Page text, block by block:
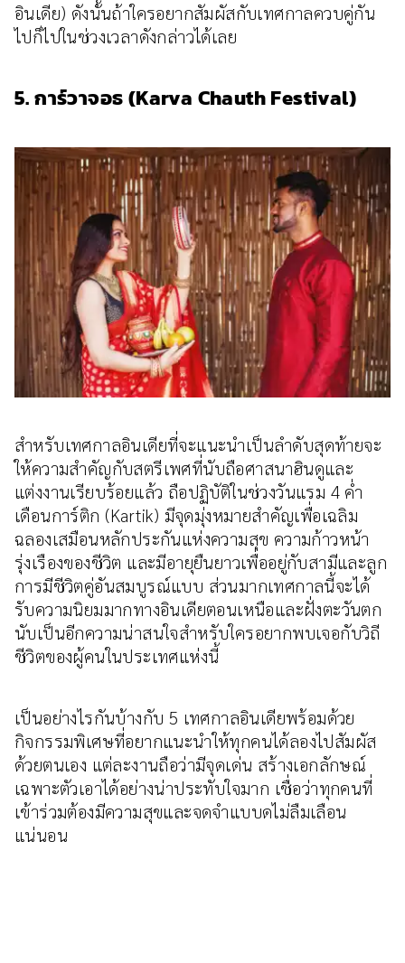
อินเดีย) ดังนั้นถ้าใครอยากสัมผัสกับเทศกาลควบคู่กัน
ไปก็ไปในช่วงเวลาดังกล่าวได้เลย
5. การ์วาจอธ (Karva Chauth Festival)
สำหรับเทศกาลอินเดียที่จะแนะนำเป็นลำดับสุดท้ายจะ
ให้ความสำคัญกับสตรีเพศที่นับถือศาสนาฮินดูและ
แต่งงานเรียบร้อยแล้ว ถือปฏิบัติในช่วงวันแรม 4 ค่ำ
เดือนการ์ติก (Kartik) มีจุดมุ่งหมายสำคัญเพื่อเฉลิม
ฉลองเสมือนหลักประกันแห่งความสุข ความก้าวหน้า
รุ่งเรืองของชีวิต และมีอายุยืนยาวเพื่ออยู่กับสามีและลูก
การมีชีวิตคู่อันสมบูรณ์แบบ ส่วนมากเทศกาลนี้จะได้
รับความนิยมมากทางอินเดียตอนเหนือและฝั่งตะวันตก
นับเป็นอีกความน่าสนใจสำหรับใครอยากพบเจอกับวิถี
ชีวิตของผู้คนในประเทศแห่งนี้
เป็นอย่างไรกันบ้างกับ 5 เทศกาลอินเดียพร้อมด้วย
กิจกรรมพิเศษที่อยากแนะนำให้ทุกคนได้ลองไปสัมผัส
ด้วยตนเอง แต่ละงานถือว่ามีจุดเด่น สร้างเอกลักษณ์
เฉพาะตัวเอาได้อย่างน่าประทับใจมาก เชื่อว่าทุกคนที่
เข้าร่วมต้องมีความสุขและจดจำแบบดไม่ลืมเลือน
แน่นอน